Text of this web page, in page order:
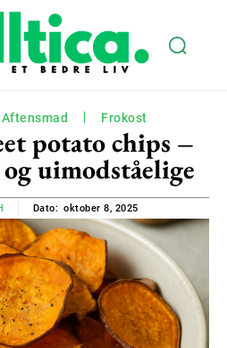
Aftensmad Frokost
potato chips –
uimodståelige
Dato: oktober 8, 2025